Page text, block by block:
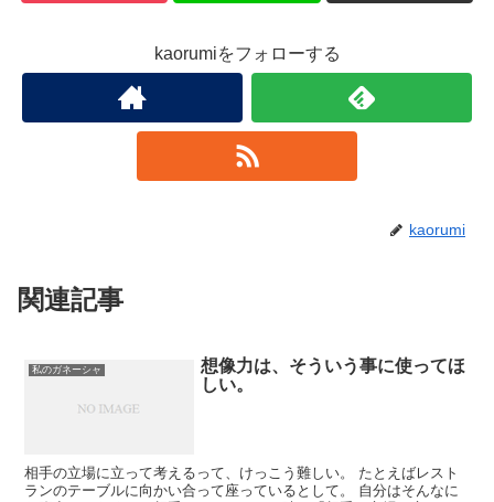
kaorumiをフォローする
kaorumi
関連記事
私のガネーシャ
想像力は、そういう事に使ってほ
しい。
相手の立場に立って考えるって、けっこう難しい。 たとえばレスト
ランのテーブルに向かい合って座っているとして。 自分はそんなに